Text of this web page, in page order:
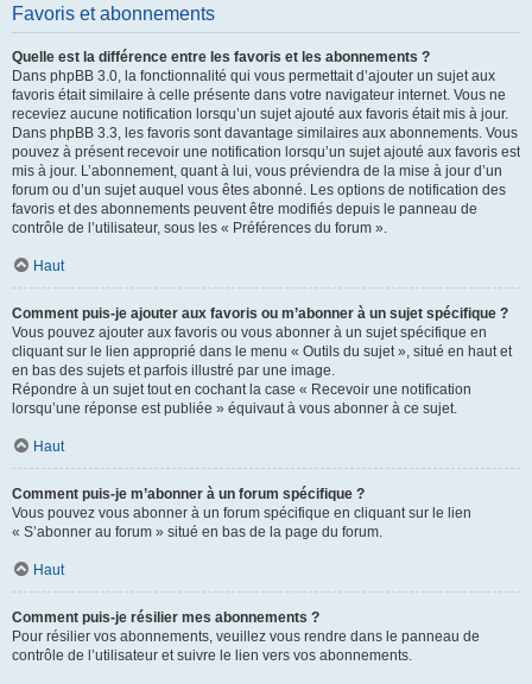
Favoris et abonnements
Quelle est la différence entre les favoris et les abonnements ?
Dans phpBB 3.0, la fonctionnalité qui vous permettait d’ajouter un sujet aux
favoris était similaire à celle présente dans votre navigateur internet. Vous ne
receviez aucune notification lorsqu’un sujet ajouté aux favoris était mis à jour.
Dans phpBB 3.3, les favoris sont davantage similaires aux abonnements. Vous
pouvez à présent recevoir une notification lorsqu’un sujet ajouté aux favoris est
mis à jour. L’abonnement, quant à lui, vous préviendra de la mise à jour d’un
forum ou d’un sujet auquel vous êtes abonné. Les options de notification des
favoris et des abonnements peuvent être modifiés depuis le panneau de
contrôle de l’utilisateur, sous les « Préférences du forum ».
Haut
Comment puis-je ajouter aux favoris ou m’abonner à un sujet spécifique ?
Vous pouvez ajouter aux favoris ou vous abonner à un sujet spécifique en
cliquant sur le lien approprié dans le menu « Outils du sujet », situé en haut et
en bas des sujets et parfois illustré par une image.
Répondre à un sujet tout en cochant la case « Recevoir une notification
lorsqu’une réponse est publiée » équivaut à vous abonner à ce sujet.
Haut
Comment puis-je m’abonner à un forum spécifique ?
Vous pouvez vous abonner à un forum spécifique en cliquant sur le lien
« S’abonner au forum » situé en bas de la page du forum.
Haut
Comment puis-je résilier mes abonnements ?
Pour résilier vos abonnements, veuillez vous rendre dans le panneau de
contrôle de l’utilisateur et suivre le lien vers vos abonnements.